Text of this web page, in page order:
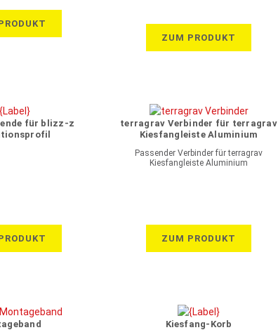
ZUM PRODUKT
für blizz-z
terragrav Verbinder für terragrav
Kiesfangleiste Aluminium
Passender Verbinder für terragrav
Kiesfangleiste Aluminium
ZUM PRODUKT
Kiesfang-Korb